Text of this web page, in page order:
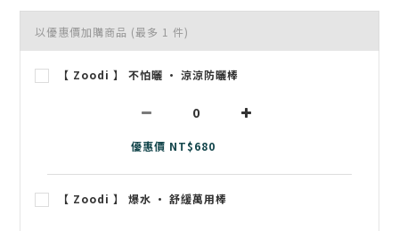
以優惠價加購商品 (最多 1 件)
【 Zoodi 】 不怕曬 • 涼涼防曬棒
優惠價 NT$680
【 Zoodi 】 爆水 • 舒緩萬用棒